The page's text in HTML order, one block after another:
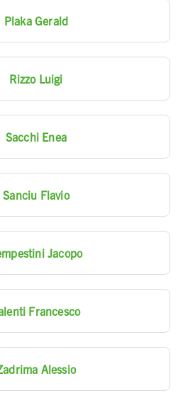
Plaka Gerald
Rizzo Luigi
Sacchi Enea
Sanciu Flavio
Jacopo
Francesco
Alessio